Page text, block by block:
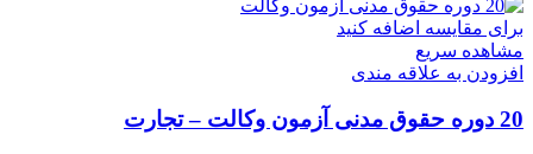
برای مقایسه اضافه کنید
مشاهده سریع
افزودن به علاقه مندی
20 دوره حقوق مدنی آزمون وکالت – تجارت